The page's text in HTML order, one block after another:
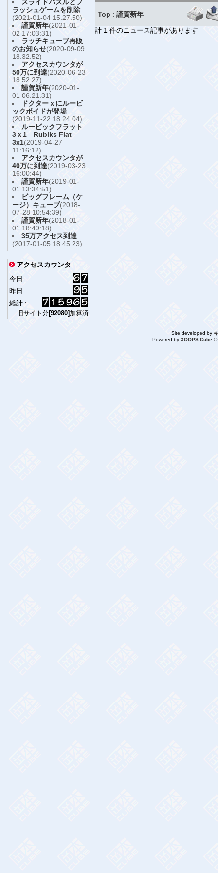
スライドパズルとフ
ラッシュゲームを削除
(2021-01-04 15:27:50)
謹賀新年(2021-01-
02 17:03:31)
ラッチキューブ再販
のお知らせ(2020-09-09
18:32:52)
アクセスカウンタが
50万に到達(2020-06-23
18:52:27)
謹賀新年(2020-01-
01 06:21:31)
ドクターｘにルービ
ックボイドが登場
(2019-11-22 18:24:04)
ルービックフラット
3ｘ1 Rubiks Flat
3x1(2019-04-27
11:16:12)
アクセスカウンタが
40万に到達(2019-03-23
16:00:44)
謹賀新年(2019-01-
01 13:34:51)
ビッグフレーム（ケ
ージ）キューブ(2018-
07-28 10:54:39)
謹賀新年(2018-01-
01 18:49:18)
35万アクセス到達
(2017-01-05 18:45:23)
アクセスカウンタ
今日 :
昨日 :
総計 :
旧サイト分[92080]加算済
Top : 謹賀新年
計 1 件のニュース記事があります
Site developed by
Powered by XOOPS Cube ©